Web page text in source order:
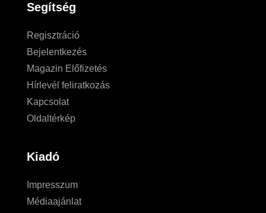
Segítség
Regisztráció
Bejelentkezés
Magazin Előfizetés
Hírlevél feliratkozás
Kapcsolat
Oldaltérkép
Kiadó
Impresszum
Médiaajánlat